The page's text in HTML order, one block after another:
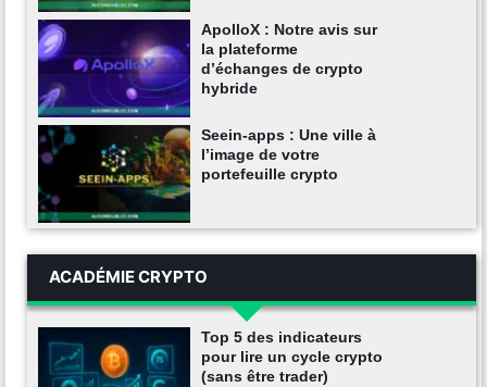
ApolloX : Notre avis sur
la plateforme
d’échanges de crypto
hybride
Seein-apps : Une ville à
l’image de votre
portefeuille crypto
ACADÉMIE CRYPTO
Top 5 des indicateurs
pour lire un cycle crypto
(sans être trader)